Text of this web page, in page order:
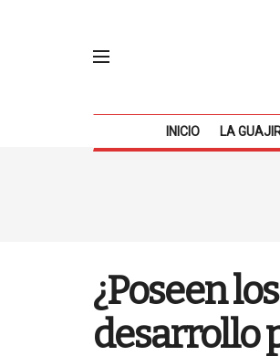
INICIO LA
¿Poseen
desarrollo